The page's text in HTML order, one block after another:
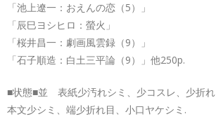
「池上遼一：おえんの恋（5）」
「辰巳ヨシヒロ：螢火」
「桜井昌一：劇画風雲録（9）」
「石子順造：白土三平論（9）」他250p.
■状態■並 表紙少汚れシミ、少コスレ、少折れ
本文少シミ、端少折れ目、小口ヤケシミ.